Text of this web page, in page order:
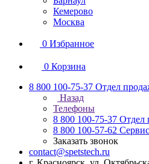
Кемерово
Москва
0 Избранное
0 Корзина
8 800 100-75-37 Отдел
Назад
Телефоны
8 800 100-75-37 Отдел
8 800 100-57-62
Заказать звонок
contact@spetstech.ru